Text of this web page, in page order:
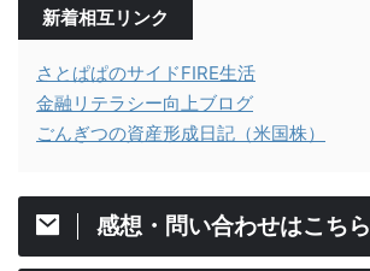
新着相互リンク
さとぱぱのサイドFIRE生活
金融リテラシー向上ブログ
ごんぎつの資産形成日記（米国株）
感想・問い合わせはこちら